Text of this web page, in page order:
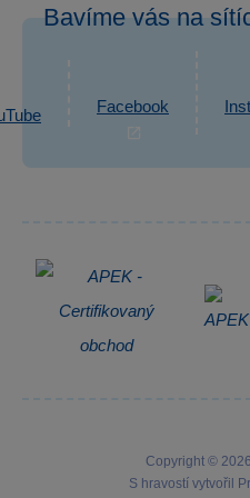
Reklamace
Informace o zpracování
eshop@sparkys.cz
Bavíme vás na
Facebook
Copyright ©
S hravostí vytvořil